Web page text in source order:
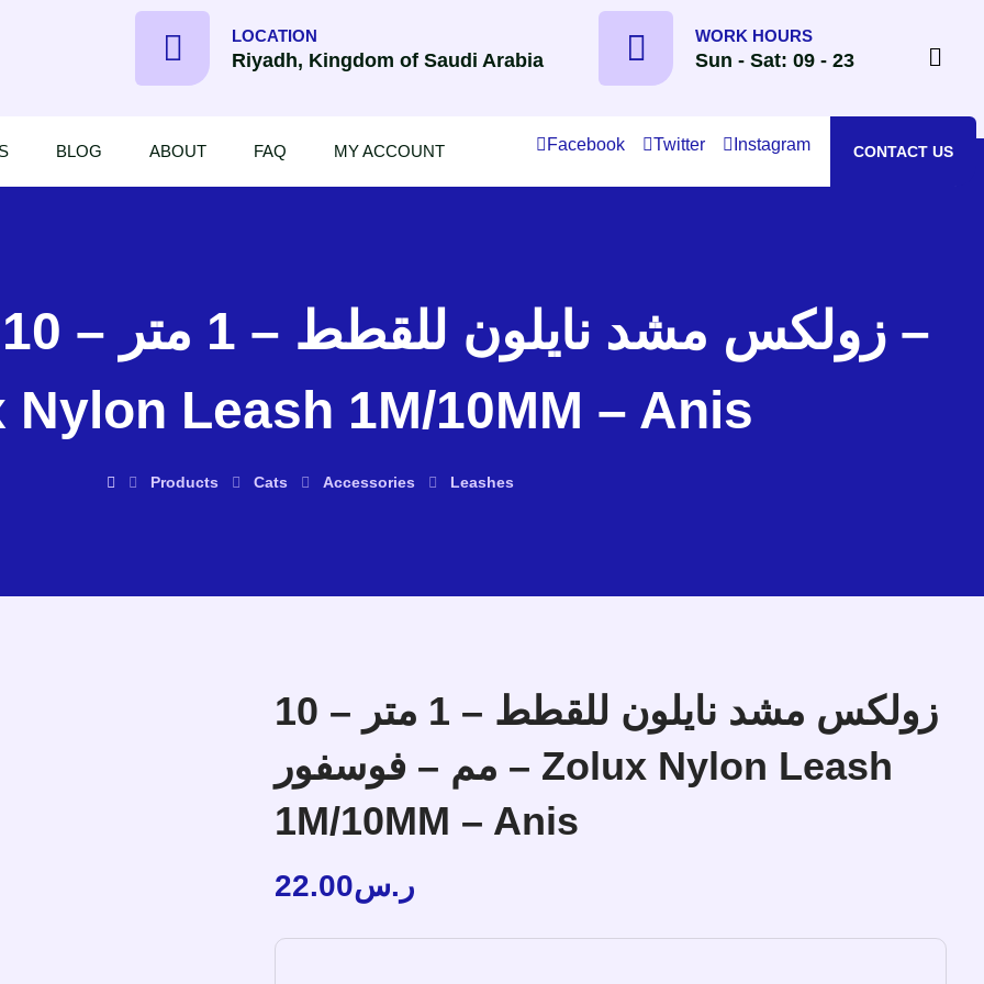
WORK HOURS
Sun - Sat: 09 - 23
LOCATION
Riyadh, Kingdom of Saudi Arabia
BLOG ABOUT FAQ MY ACCOUNT CONTACT US
Facebook Twitter Instagram
Nylon Leash 1M/10MM – Anis
Products Cats Accessories Leashes
زولكس مشد نايلون للقطط – 1 متر – 10
مم – فوسفور – Zolux Nylon Leash
1M/10MM – Anis
ر.س22.00